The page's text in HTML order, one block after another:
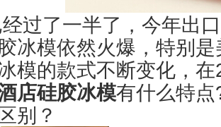
过了一半了，今年出
冰模依然火爆，特别
模的款式不断变化，
店硅胶冰模有什么特
别？